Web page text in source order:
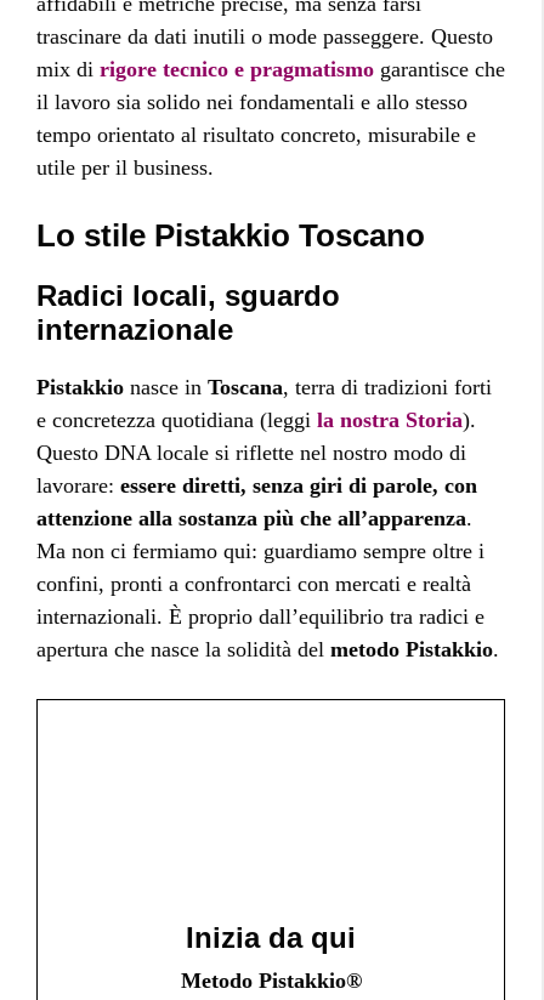
trascinare da dati inutili o mode passeggere. Questo
mix di rigore tecnico e pragmatismo garantisce che
il lavoro sia solido nei fondamentali e allo stesso
tempo orientato al risultato concreto, misurabile e
utile per il business.
Lo stile Pistakkio Toscano
Radici locali, sguardo
internazionale
Pistakkio nasce in Toscana, terra di tradizioni forti
e concretezza quotidiana (leggi la nostra Storia).
Questo DNA locale si riflette nel nostro modo di
lavorare: essere diretti, senza giri di parole, con
attenzione alla sostanza più che all’apparenza.
Ma non ci fermiamo qui: guardiamo sempre oltre i
confini, pronti a confrontarci con mercati e realtà
internazionali. È proprio dall’equilibrio tra radici e
apertura che nasce la solidità del metodo Pistakkio.
Inizia da qui
Metodo Pistakkio®